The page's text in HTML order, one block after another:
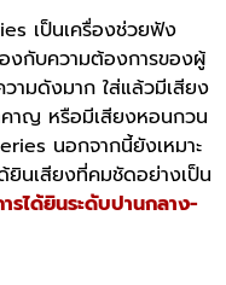
เป็นเครื่องช่วยฟัง
กับความต้องการของผู้
ามดังมาก ใส่แล้วมีเสียง
คาญ หรือมีเสียงหอนกวน
นอกจากนี้ยังเหมาะ
ยินเสียงที่คมชัดอย่างเป็น
รได้ยินระดับปานกลาง-